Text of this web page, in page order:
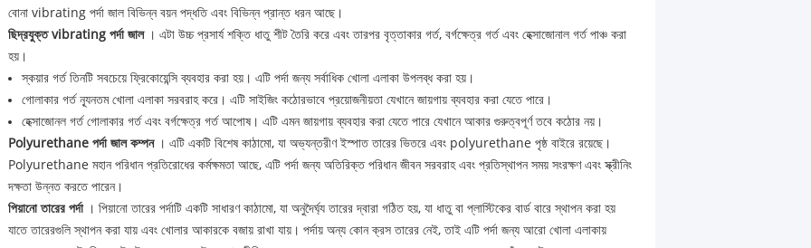
বোনা vibrating পর্দা জাল বিভিন্ন বয়ন পদ্ধতি এবং বিভিন্ন প্রান্ত ধরন আছে।
ছিদ্রযুক্ত vibrating পর্দা জাল। এটা উচ্চ প্রসার্য শক্তি ধাতু শীট তৈরি করে এবং তারপর বৃত্তাকার গর্ত, বর্গক্ষেত্র গর্ত এবং হেক্সাজোনাল গর্ত পাঞ্চ করা
হয়।
স্কয়ার গর্ত তিনটি সবচেয়ে ফ্রিকোয়েন্সি ব্যবহার করা হয়। এটি পর্দা জন্য সর্বাধিক খোলা এলাকা উপলব্ধ করা হয়।
গোলাকার গর্ত ন্যূনতম খোলা এলাকা সরবরাহ করে। এটি সাইজিং কঠোরভাবে প্রয়োজনীয়তা যেখানে জায়গায় ব্যবহার করা যেতে পারে।
হেক্সাজোনল গর্ত গোলাকার গর্ত এবং বর্গক্ষেত্র গর্ত আপোষ। এটি এমন জায়গায় ব্যবহার করা যেতে পারে যেখানে আকার গুরুত্বপূর্ণ তবে কঠোর নয়।
Polyurethane পর্দা জাল কম্পন। এটি একটি বিশেষ কাঠামো, যা অভ্যন্তরীণ ইস্পাত তারের ভিতরে এবং polyurethane পৃষ্ঠ বাইরে রয়েছে।
Polyurethane মহান পরিধান প্রতিরোধের কর্মক্ষমতা আছে, এটি পর্দা জন্য অতিরিক্ত পরিধান জীবন সরবরাহ এবং প্রতিস্থাপন সময় সংরক্ষণ এবং স্ক্রীনিং
দক্ষতা উন্নত করতে পারেন।
পিয়ানো তারের পর্দা। পিয়ানো তারের পর্দাটি একটি সাধারণ কাঠামো, যা অনুদৈর্ঘ্য তারের দ্বারা গঠিত হয়, যা ধাতু বা প্লাস্টিকের বার্ড বারে স্থাপন করা হয়
যাতে তারেরগুলি স্থাপন করা যায় এবং খোলার আকারকে বজায় রাখা যায়। পর্দায় অন্য কোন ক্রস তারের নেই, তাই এটি পর্দা জন্য আরো খোলা এলাকায়